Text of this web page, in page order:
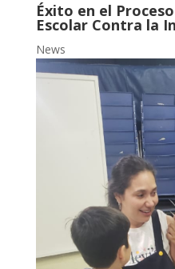
Éxito en el
Escolar Contra la
News